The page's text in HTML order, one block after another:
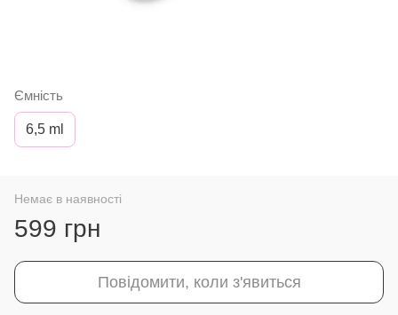
Ємність
6,5 ml
Немає в наявності
599 грн
Повідомити, коли з'явиться